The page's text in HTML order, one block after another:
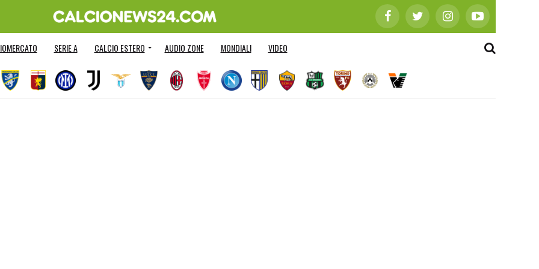
SERIE A CALCIO ESTERO AUDIO ZONE MONDIALI VIDEO